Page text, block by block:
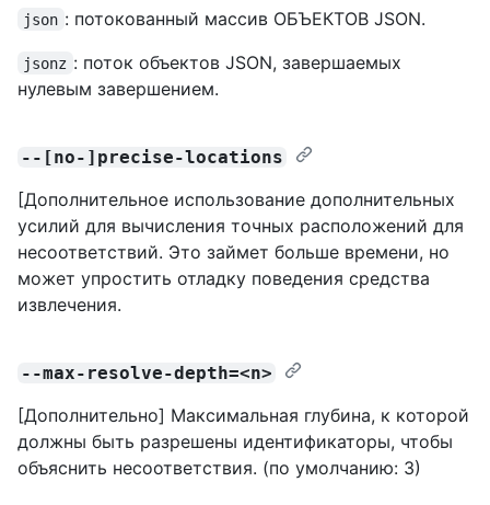
json : потокованный массив ОБЪЕКТОВ JSON.
jsonz : поток объектов JSON, завершаемых
нулевым завершением.
--[no-]precise-locations
[Дополнительное использование дополнительных
усилий для вычисления точных расположений для
несоответствий. Это займет больше времени, но
может упростить отладку поведения средства
извлечения.
--max-resolve-depth=<n>
[Дополнительно] Максимальная глубина, к которой
должны быть разрешены идентификаторы, чтобы
объяснить несоответствия. (по умолчанию: 3)